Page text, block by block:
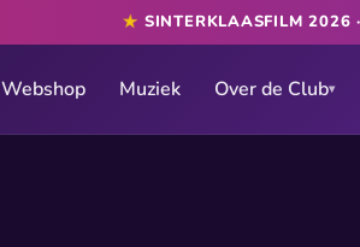
★ SINTERKLAASFILM 2026
Webshop Muziek Over de Club▾